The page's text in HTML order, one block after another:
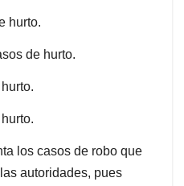
hurto.
de hurto.
los casos de robo que
autoridades, pues